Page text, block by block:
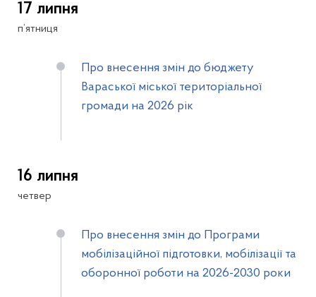
17 липня
п’ятниця
Про внесення змін до бюджету
Вараської міської територіальної
громади на 2026 рік
16 липня
четвер
Про внесення змін до Програми
мобілізаційної підготовки, мобілізації та
оборонної роботи на 2026-2030 роки